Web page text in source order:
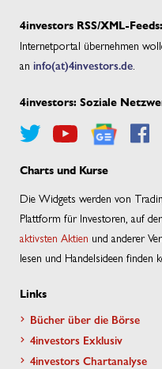
4investors RSS/XML-Feeds:
Internetportal übernehmen
an info(at)4investors.de.
4investors: Soziale
Charts und Kurse
Die Widgets werden von
Plattform für Investoren, auf
aktivsten Aktien und anderer
lesen und Handelsideen finden
Links
Bücher über die Börse
4investors Exklusiv
4investors Chartanalyse